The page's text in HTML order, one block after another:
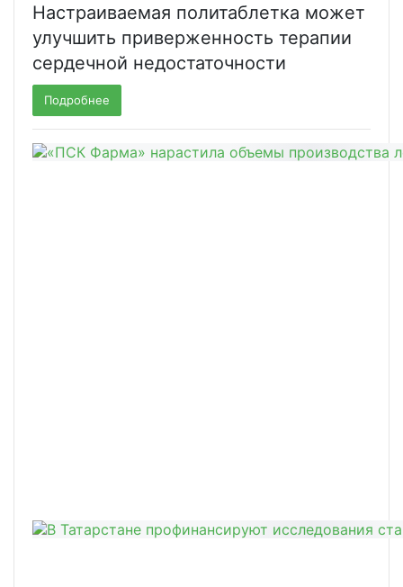
Настраиваемая политаблетка может
улучшить приверженность терапии
сердечной недостаточности
Подробнее